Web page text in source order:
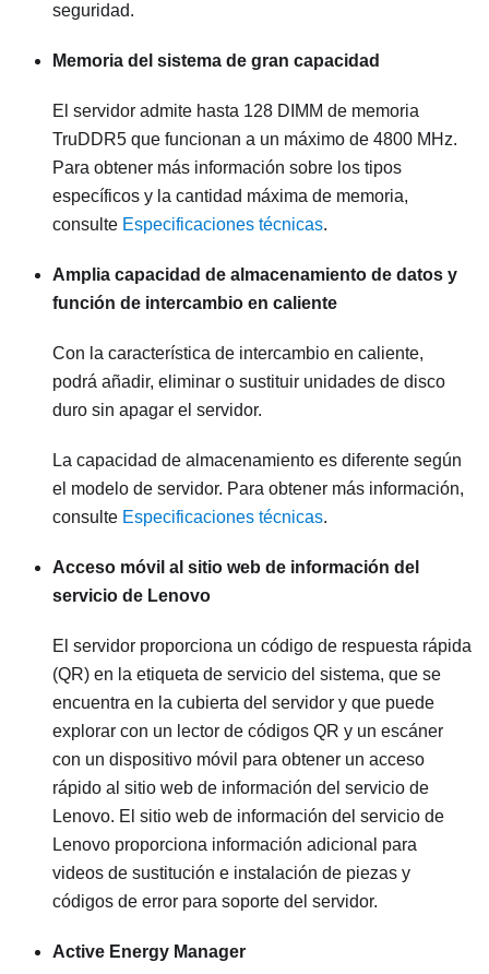
seguridad.
Memoria del sistema de gran capacidad
El servidor admite hasta 128 DIMM de memoria
TruDDR5 que funcionan a un máximo de 4800 MHz.
Para obtener más información sobre los tipos
específicos y la cantidad máxima de memoria,
consulte Especificaciones técnicas.
Amplia capacidad de almacenamiento de datos y
función de intercambio en caliente
Con la característica de intercambio en caliente,
podrá añadir, eliminar o sustituir unidades de disco
duro sin apagar el servidor.
La capacidad de almacenamiento es diferente según
el modelo de servidor. Para obtener más información,
consulte Especificaciones técnicas.
Acceso móvil al sitio web de información del
servicio de Lenovo
El servidor proporciona un código de respuesta rápida
(QR) en la etiqueta de servicio del sistema, que se
encuentra en la cubierta del servidor y que puede
explorar con un lector de códigos QR y un escáner
con un dispositivo móvil para obtener un acceso
rápido al sitio web de información del servicio de
Lenovo. El sitio web de información del servicio de
Lenovo proporciona información adicional para
videos de sustitución e instalación de piezas y
códigos de error para soporte del servidor.
Active Energy Manager